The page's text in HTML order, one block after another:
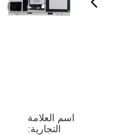
اسم العلامة
التجارية: